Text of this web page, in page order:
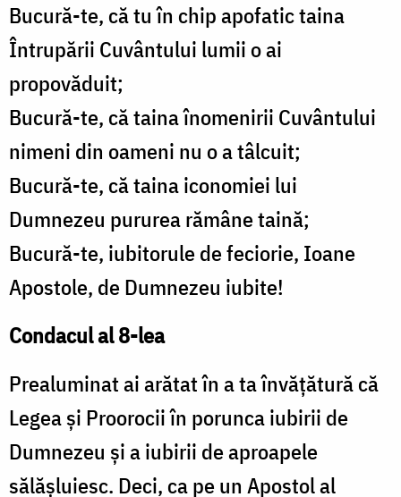
Bucură-te, că tu în chip apofatic taina
Întrupării Cuvântului lumii o ai
propovăduit;
Bucură-te, că taina înomenirii Cuvântului
nimeni din oameni nu o a tâlcuit;
Bucură-te, că taina iconomiei lui
Dumnezeu pururea rămâne taină;
Bucură-te, iubitorule de feciorie, Ioane
Apostole, de Dumnezeu iubite!
Condacul al 8-lea
Prealuminat ai arătat în a ta învăţătură că
Legea şi Proorocii în porunca iubirii de
Dumnezeu şi a iubirii de aproapele
sălăşluiesc. Deci, ca pe un Apostol al